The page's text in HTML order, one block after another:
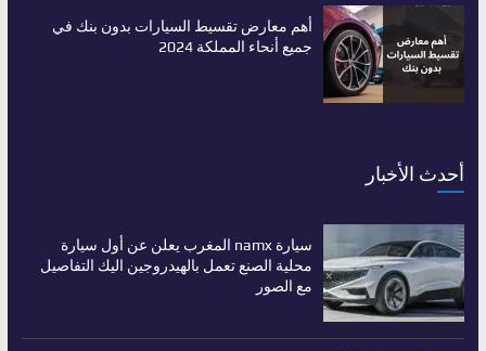
أهم معارض تقسيط السيارات بدون بنك في
جميع أنحاء المملكة 2024
أحدث الأخبار
سيارة namx المغرب يعلن عن أول سيارة
محلية الصنع تعمل بالهيدروجين اليك التفاصيل
مع الصور